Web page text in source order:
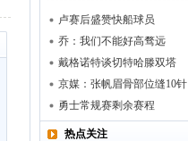
卢赛后盛赞快船球员
乔：我们不能好高骛远
戴格诺特谈切特哈滕双塔
京媒：张帆眉骨部位缝10针
勇士常规赛剩余赛程
热点关注